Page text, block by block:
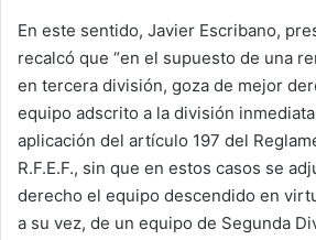
En este sentido, Javier Escribano,
recalcó que “en el supuesto de una
en tercera división, goza de mejor
equipo adscrito a la división
aplicación del artículo 197 del
R.F.E.F., sin que en estos casos se
derecho el equipo descendido en
a su vez, de un equipo de Segunda